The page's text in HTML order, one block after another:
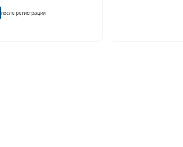
после регистрации